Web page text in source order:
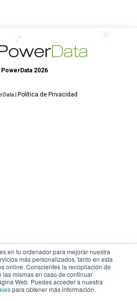
en tu ordenador para mejorar nuestra
más personalizados, tanto en esta
online. Conscientes la recopilación de
las mismas en caso de continuar
Web. Puedes acceder a nuestra
para obtener más información.
PowerData 2026
| Política de Privacidad